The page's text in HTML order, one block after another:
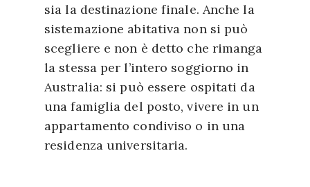
sia la destinazione finale. Anche la
sistemazione abitativa non si può
scegliere e non è detto che rimanga
la stessa per l’intero soggiorno in
Australia: si può essere ospitati da
una famiglia del posto, vivere in un
appartamento condiviso o in una
residenza universitaria.